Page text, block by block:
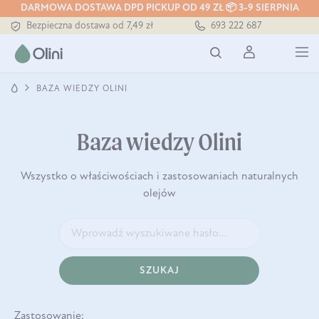
DARMOWA DOSTAWA DPD PICKUP OD 49 ZŁ 📦 3-9 SIERPNIA
Bezpieczna dostawa od 7,49 zł
Darmowa dostawa od 199 zł
693 222 687
BAZA WIEDZY OLINI
Baza wiedzy Olini
Wszystko o właściwościach i zastosowaniach naturalnych
olejów
SZUKAJ
Zastosowanie: